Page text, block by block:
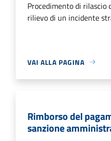
Procedimento di rilascio
rilievo di un incidente
VAI ALLA PAGINA
Rimborso del
sanzione